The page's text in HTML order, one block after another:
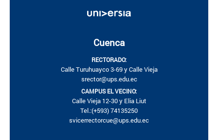
Cuenca
RECTORADO:
Calle Turuhuayco 3-69 y Calle Vieja
srector@ups.edu.ec
CAMPUS EL VECINO:
Calle Vieja 12-30 y Elia Liut
Tel.:(+593) 74135250
svicerrectorcue@ups.edu.ec